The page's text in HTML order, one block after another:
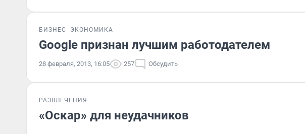
БИЗНЕС ЭКОНОМИКА
Google признан лучшим работодателем
28 февраля, 2013, 16:05 257 Обсудить
РАЗВЛЕЧЕНИЯ
«Оскар» для неудачников